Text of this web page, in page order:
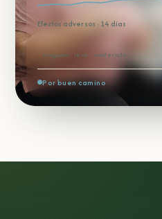
Efectos adversos · 14 días
ninguno leve moderado
Por buen camino